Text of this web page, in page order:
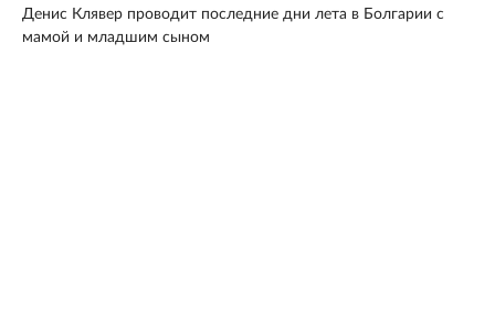
Денис Клявер проводит последние дни лета в Болгарии с
мамой и младшим сыном